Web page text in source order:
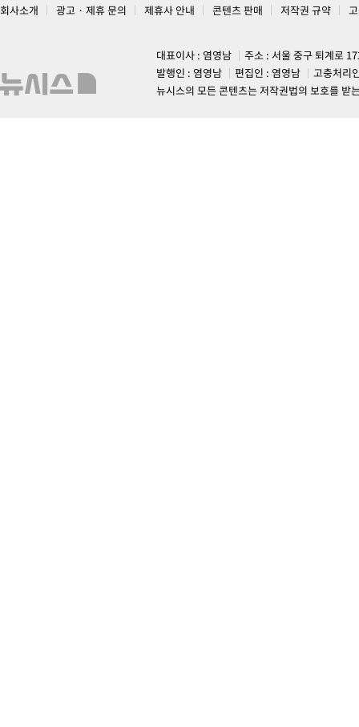
회사소개 광고 · 제휴 문의 제휴사 안내 콘텐츠 판매 저작권 규약
대표이사 : 염영남
주소 : 서울 중구 퇴계로
발행인 : 염영남
편집인 : 염영남
고충처리
뉴시스의 모든 콘텐츠는 저작권법의 보호를